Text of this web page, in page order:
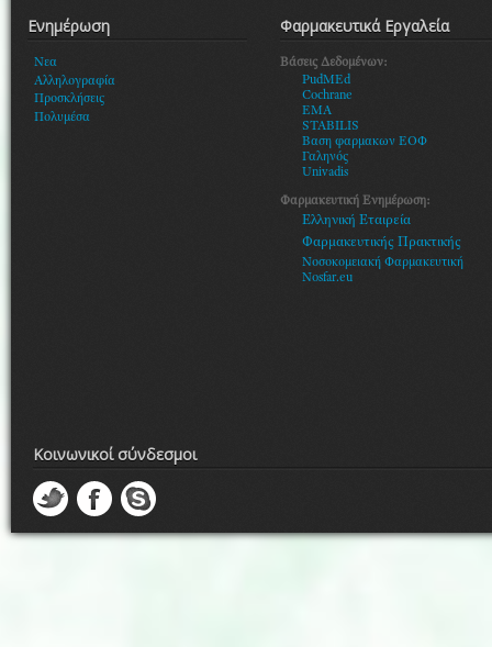
Ενημέρωση
Νεα
Αλληλογραφία
Προσκλήσεις
Πολυμέσα
Φαρμακευτικά Εργαλεία
Βάσεις Δεδομένων:
PudMEd
Cochrane
EMA
STABILIS
Βαση φαρμακων ΕΟΦ
Γαληνός
Univadis
Φαρμακευτική Ενημέρωση:
Ελληνική Εταιρεία
Φαρμακευτικής Πρακτικής
Νοσοκομειακή Φαρμακευτική
Nosfar.eu
Κοινωνικοί σύνδεσμοι